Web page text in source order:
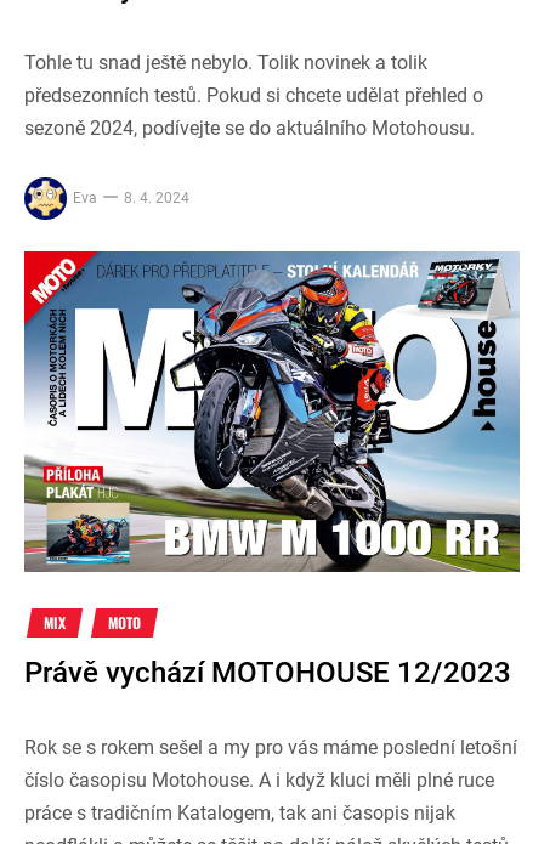
Tohle tu snad ještě nebylo. Tolik novinek a tolik
předsezonních testů. Pokud si chcete udělat přehled o
sezoně 2024, podívejte se do aktuálního Motohousu.
Eva 8. 4. 2024
MIX MOTO
Právě vychází MOTOHOUSE 12/2023
Rok se s rokem sešel a my pro vás máme poslední letošní
číslo časopisu Motohouse. A i když kluci měli plné ruce
práce s tradičním Katalogem, tak ani časopis nijak